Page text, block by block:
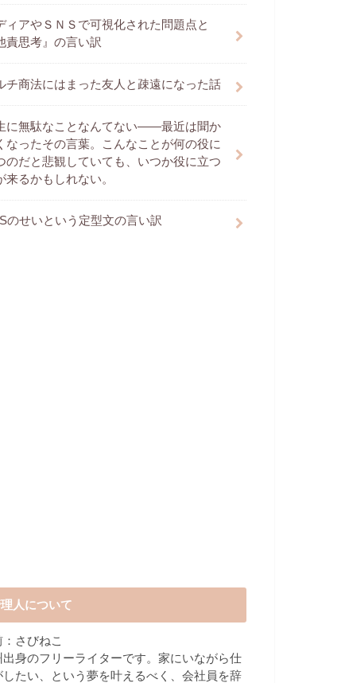
ィアやＳＮＳで可視化された問題点と
責思考』の言い訳
チ商法にはまった友人と疎遠になった話
に無駄なことなんてない――最近は聞か
なったその言葉。こんなことが何の役に
のだと悲観していても、いつか役に立つ
来るかもしれない。
のせいという定型文の言い訳
人について
さびねこ
出身のフリーライターです。家にいながら仕
したい、という夢を叶えるべく、会社員を辞